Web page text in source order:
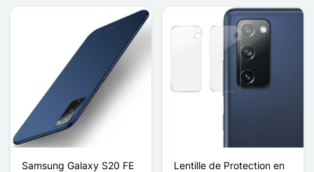
Samsung Galaxy S20 FE
Lentille de Protection en